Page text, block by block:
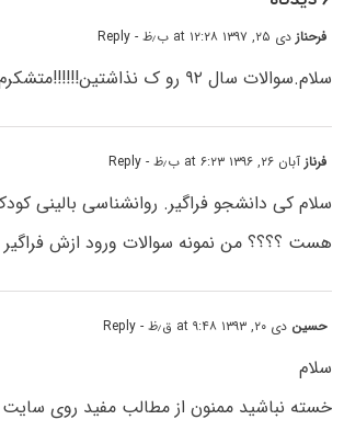
فرحناز دی ۲۵, ۱۳۹۷ at ۱۲:۲۸ ب٫ظ - Reply
سلام.سوالات سال ۹۲ رو ک نذاشتین!!!!!!متشکرم
فرناز آبان ۲۶, ۱۳۹۶ at ۶:۲۳ ب٫ظ - Reply
سلام کی دانشجو فراگیر. روانشناسی بالینی
هست ؟؟؟؟ من نمونه سوالات ورود ازش فراگیر
حسین دی ۲۰, ۱۳۹۳ at ۹:۴۸ ق٫ظ - Reply
سلام
خسته نباشید ممنون از مطالب مفید روی